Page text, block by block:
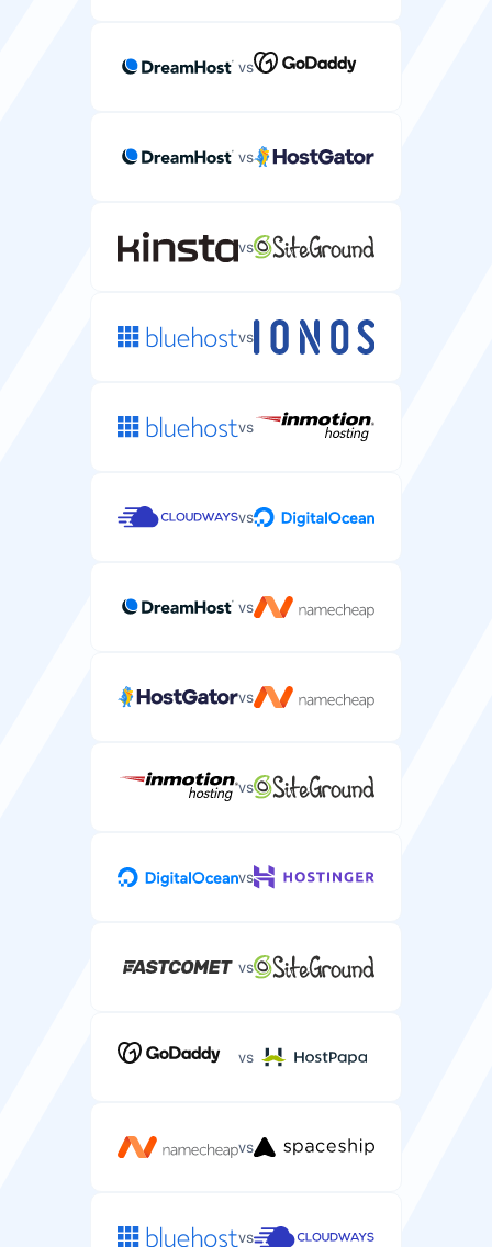
vs
vs
vs
vs
vs
vs
vs
vs
vs
vs
vs
vs
vs
vs